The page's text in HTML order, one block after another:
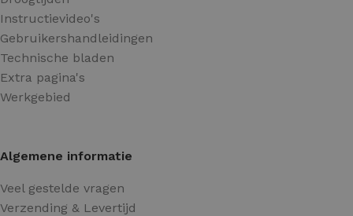
Instructievideo's
Gebruikershandleidingen
Technische bladen
Extra pagina's
Werkgebied
Algemene informatie
Veel gestelde vragen
Verzending & Levertijd